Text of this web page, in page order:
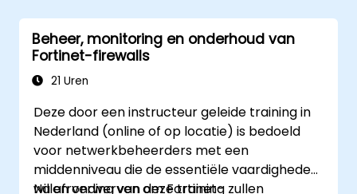
Geavanceerde beveiligingsfuncties te
configureren en te beheren, waaronder
SSL VPN, gebruikersauthenticatie,
antivirus, IPS, webfiltering en anti-
netwerkdreigingen kunnen worden
afgeslagen.
Veelvoorkomende problemen in HA-
opstellingen op te lossen en HA-
Beheer, monitoring en onderhoud van
Fortinet-firewalls
21 Uren
Deze door een instructeur geleide training in
Nederland (online of op locatie) is bedoeld
voor netwerkbeheerders met een
middenniveau die de essentiële vaardigheden
willen verwerven om Fortinet-
Na afronding van deze training zullen